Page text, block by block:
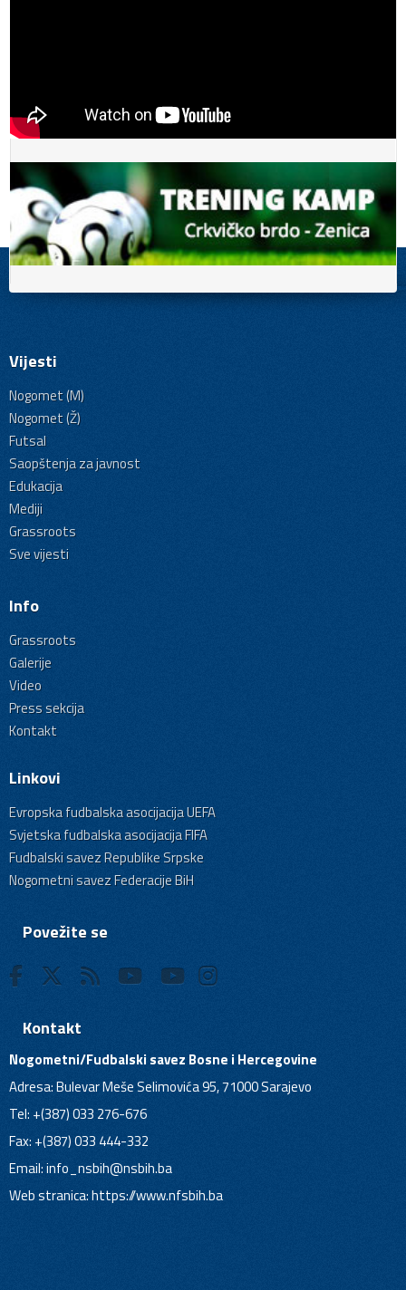
Vijesti
Nogomet (M)
Nogomet (Ž)
Futsal
Saopštenja za javnost
Edukacija
Mediji
Grassroots
Sve vijesti
Info
Grassroots
Galerije
Video
Press sekcija
Kontakt
Linkovi
Evropska fudbalska asocijacija UEFA
Svjetska fudbalska asocijacija FIFA
Fudbalski savez Republike Srpske
Nogometni savez Federacije BiH
Povežite se
Kontakt
Nogometni/Fudbalski savez Bosne i Hercegovine
Adresa: Bulevar Meše Selimovića 95, 71000 Sarajevo
Tel: +(387) 033 276-676
Fax: +(387) 033 444-332
Email:info_nsbih@nsbih.ba
Web stranica: https://www.nfsbih.ba